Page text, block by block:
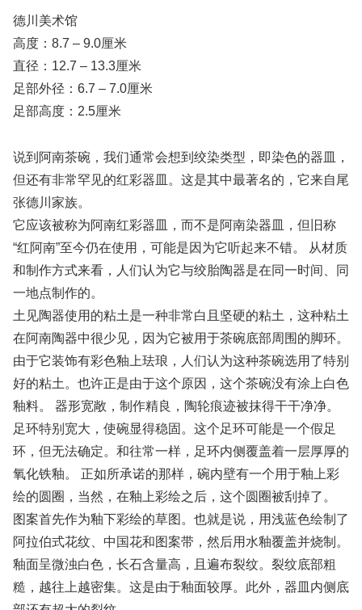
德川美术馆
高度：8.7 – 9.0厘米
直径：12.7 – 13.3厘米
足部外径：6.7 – 7.0厘米
足部高度：2.5厘米
说到阿南茶碗，我们通常会想到绞染类型，即染色的器皿，
但还有非常罕见的红彩器皿。这是其中最著名的，它来自尾
张德川家族。
它应该被称为阿南红彩器皿，而不是阿南染器皿，但旧称
“红阿南”至今仍在使用，可能是因为它听起来不错。 从材质
和制作方式来看，人们认为它与绞胎陶器是在同一时间、同
一地点制作的。
土见陶器使用的粘土是一种非常白且坚硬的粘土，这种粘土
在阿南陶器中很少见，因为它被用于茶碗底部周围的脚环。
由于它装饰有彩色釉上珐琅，人们认为这种茶碗选用了特别
好的粘土。也许正是由于这个原因，这个茶碗没有涂上白色
釉料。 器形宽敞，制作精良，陶轮痕迹被抹得干干净净。
足环特别宽大，使碗显得稳固。这个足环可能是一个假足
环，但无法确定。和往常一样，足环内侧覆盖着一层厚厚的
氧化铁釉。 正如所承诺的那样，碗内壁有一个用于釉上彩
绘的圆圈，当然，在釉上彩绘之后，这个圆圈被刮掉了。
图案首先作为釉下彩绘的草图。也就是说，用浅蓝色绘制了
阿拉伯式花纹、中国花和图案带，然后用水釉覆盖并烧制。
釉面呈微浊白色，长石含量高，且遍布裂纹。裂纹底部粗
糙，越往上越密集。这是由于釉面较厚。此外，器皿内侧底